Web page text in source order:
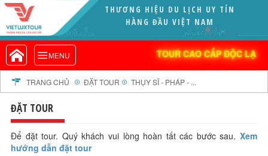
THƯƠNG HIỆU DU LỊCH UY TÍN
HÀNG ĐẦU VIỆT NAM
MENU TOUR CAO CẤP ĐỘC LẠ
VIETLUXTOUR.COM
TOUR CAO CẤP ĐỘC LẠ
TOUR TRONG NƯỚC
TOUR NƯỚC NGOÀI
TOUR KHỞI HÀNH TỪ HÀ NỘI
TOUR KHỞI HÀNH TỪ ĐÀ NẴNG
TOUR KHỞI HÀNH TỪ CẦN THƠ
TOUR ĐOÀN - M.I.C.E
TRANG CHỦ ĐẶT TOUR THỤY SĨ - PHÁP - ...
ĐẶT TOUR
Để đặt tour. Quý khách vui lòng hoàn tất các bước sau.Xem
hướng dẫn đặt tour